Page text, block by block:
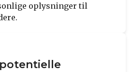
oplysninger til